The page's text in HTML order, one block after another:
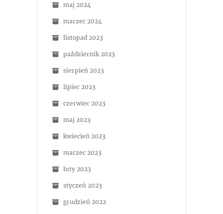
maj 2024
marzec 2024
listopad 2023
październik 2023
sierpień 2023
lipiec 2023
czerwiec 2023
maj 2023
kwiecień 2023
marzec 2023
luty 2023
styczeń 2023
grudzień 2022